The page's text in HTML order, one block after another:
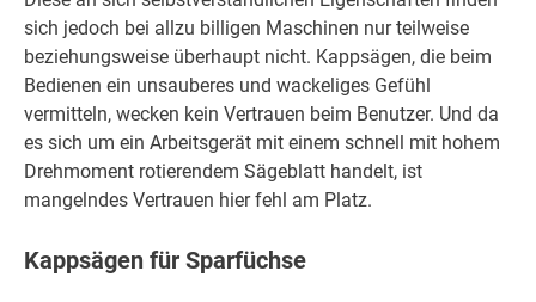
sich jedoch bei allzu billigen Maschinen nur teilweise
beziehungsweise überhaupt nicht. Kappsägen, die beim
Bedienen ein unsauberes und wackeliges Gefühl
vermitteln, wecken kein Vertrauen beim Benutzer. Und da
es sich um ein Arbeitsgerät mit einem schnell mit hohem
Drehmoment rotierendem Sägeblatt handelt, ist
mangelndes Vertrauen hier fehl am Platz.
Kappsägen für Sparfüchse